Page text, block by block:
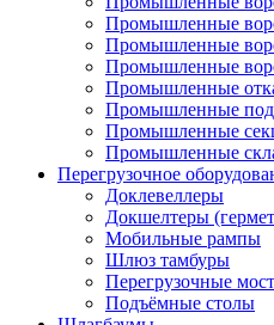
Промышленные
Промышленные
Промышленные
Промышленные
Промышленные
Промышленные
Промышленные
Перегрузочное
Доклевеллеры
Докшелтеры
Мобильные рампы
Шлюз тамбуры
Перегрузочные
Подъёмные столы